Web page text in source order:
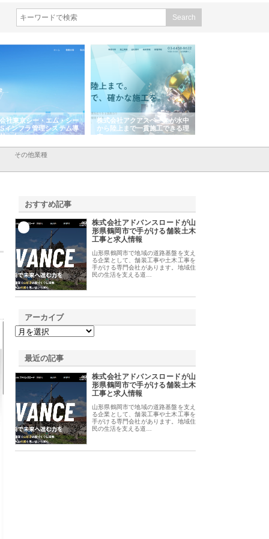
会社アクアスペースが水中
陸上まで一貫施工できる理
株式会社地盤調査事務所が選ば
れ続ける理由と建設コンサルの
強み
その他業種
おすすめ記事
株式会社アドバンスロードが山
形県鶴岡市で手がける舗装土木
工事と求人情報
山形県鶴岡市で地域の道路基盤を支え
る企業として、舗装工事や土木工事を
手がける専門会社があります。地域住
民の生活を支える道…
アーカイブ
最近の記事
株式会社アドバンスロードが山
形県鶴岡市で手がける舗装土木
工事と求人情報
山形県鶴岡市で地域の道路基盤を支え
る企業として、舗装工事や土木工事を
手がける専門会社があります。地域住
民の生活を支える道…